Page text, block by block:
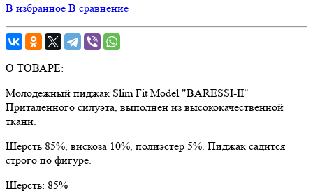
В избранное В сравнение
О ТОВАРЕ:
Молодежный пиджак Slim Fit Model "BARESSI-II"
Приталенного силуэта, выполнен из высококачественной
ткани.
Шерсть 85%, вискоза 10%, полиэстер 5%. Пиджак садится
строго по фигуре.
Шерсть: 85%